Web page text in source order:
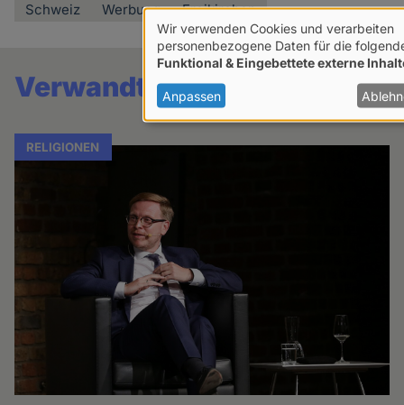
Schweiz Werbung Freikirchen
Verwandte Artikel
RELIGIONEN
Verwendung
von
personenbezogenen
Daten
und
Wir verwenden Cookies und verarbeiten
personenbezogene Daten für die
Funktional & Eingebettete externe
Anpassen